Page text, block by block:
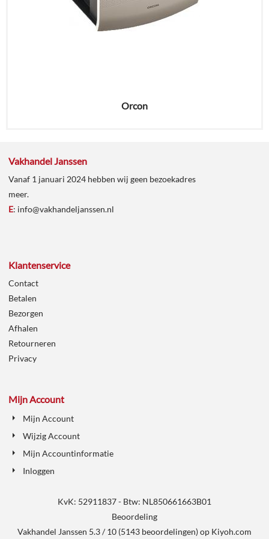
Orcon
Vakhandel Janssen
Vanaf 1 januari 2024 hebben wij geen bezoekadres
meer.
E: info@vakhandeljanssen.nl
Klantenservice
Contact
Betalen
Bezorgen
Afhalen
Retourneren
Privacy
Mijn Account
Mijn Account
Wijzig Account
Mijn Accountinformatie
Inloggen
KvK: 52911837 - Btw: NL850661663B01
Beoordeling
Vakhandel Janssen 5.3/10 (5143 beoordelingen) op Kiyoh.com